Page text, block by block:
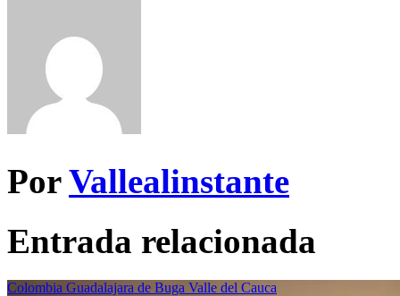
PorVallealinstante
Entrada relacionada
Colombia Guadalajara de Buga Valle del Cauca